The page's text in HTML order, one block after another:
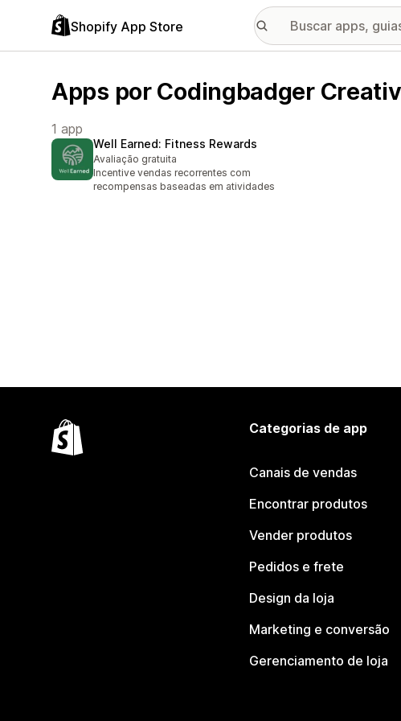
Shopify App Store
Apps por Codingbadger
1 app
Well Earned: Fitness Rewards
Avaliação gratuita
Incentive vendas recorrentes com
recompensas baseadas em atividades
Categorias de app
Canais de vendas
Encontrar produtos
Vender produtos
Pedidos e frete
Design da loja
Marketing e conversão
Gerenciamento de loja